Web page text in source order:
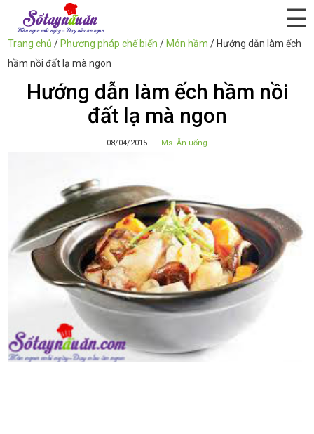
☰
Trang chủ / Phương pháp chế biến / Món hầm / Hướng dẫn làm ếch
hầm nồi đất lạ mà ngon
Hướng dẫn làm ếch hầm nồi
đất lạ mà ngon
08/04/2015 Ms. Ăn uống